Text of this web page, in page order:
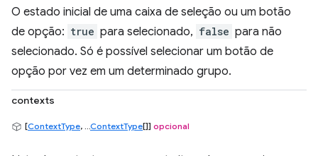
O estado inicial de uma caixa de seleção ou um botão
de opção: true para selecionado, false para não
selecionado. Só é possível selecionar um botão de
opção por vez em um determinado grupo.
contexts
[ContextType, ...ContextType[]] opcional